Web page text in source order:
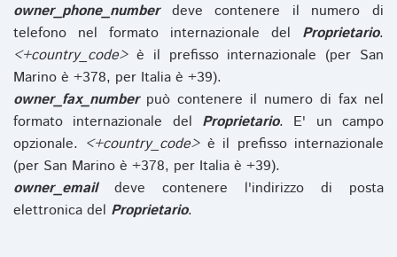
owner_phone_numberdeve contenere il numero di
telefono nel formato internazionale del Proprietario.
<+country_code>è il prefisso internazionale (per San
Marino è +378, per Italia è +39).
owner_fax_numberpuò contenere il numero di fax nel
formato internazionale del Proprietario. E' un campo
opzionale. <+country_code>è il prefisso internazionale
(per San Marino è +378, per Italia è +39).
owner_emaildeve contenere l'indirizzo di posta
elettronica del Proprietario.